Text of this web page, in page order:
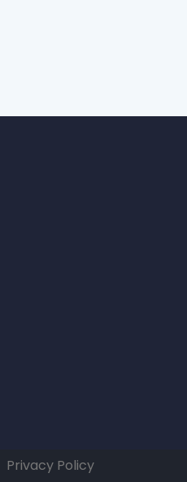
Privacy Policy